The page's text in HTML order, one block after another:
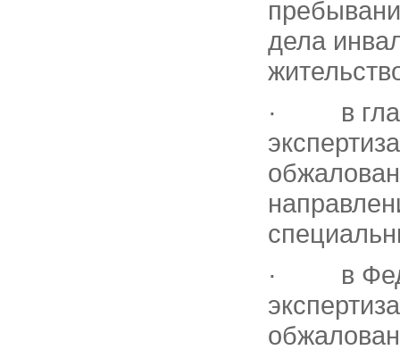
дела
· в
· в